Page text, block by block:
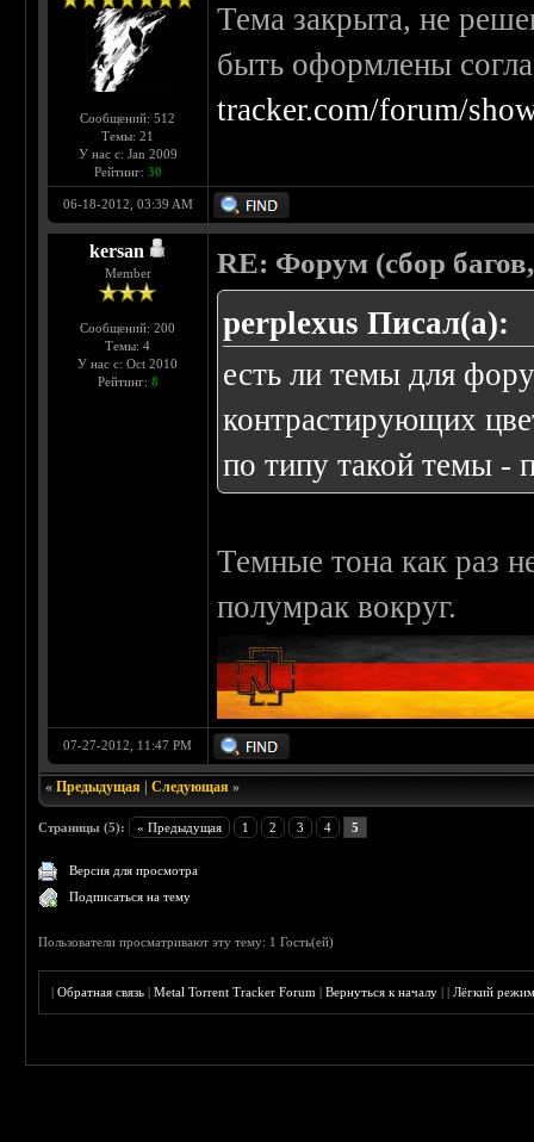
Сообщений: 512
Темы: 21
У нас с: Jan 2009
Рейтинг: 30
Тема закрыта, не
быть оформлены
tracker.com/forum/
06-18-2012, 03:39 AM
kersan
Member
Сообщений: 200
Темы: 4
У нас с: Oct 2010
Рейтинг: 8
RE: Форум (сбор
perplexus Писал(а):
есть ли темы для
контрастирующих
по типу такой темы -
Темные тона как раз
полумрак вокруг.
07-27-2012, 11:47 PM
«Предыдущая |Следующая »
Страницы (5): « Предыдущая 1 2 3 4 5
Версия для просмотра
Подписаться на тему
Пользователи просматривают эту тему: 1 Гость(ей)
|Обратная связь |Metal Torrent Tracker Forum |Вернуться к началу ||Лёгкий